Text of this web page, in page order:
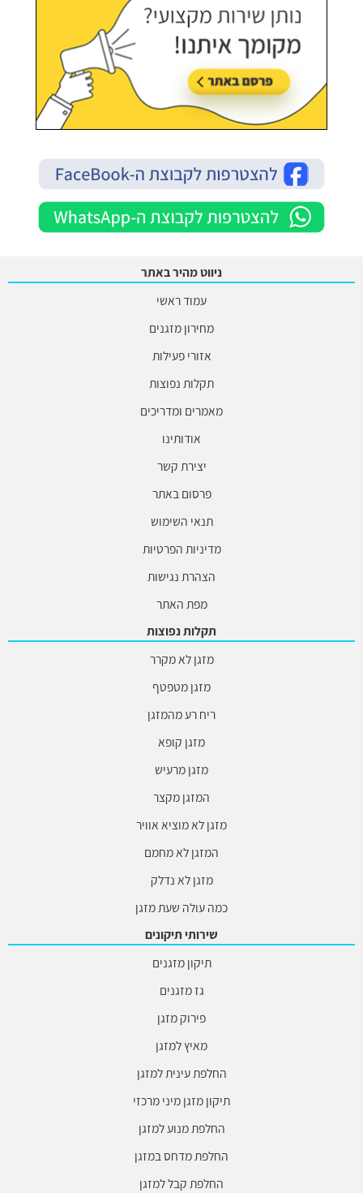
ניווט מהיר באתר
עמוד ראשי
מחירון מזגנים
אזורי פעילות
תקלות נפוצות
מאמרים ומדריכים
אודותינו
יצירת קשר
פרסום באתר
תנאי השימוש
מדיניות הפרטיות
הצהרת נגישות
מפת האתר
תקלות נפוצות
מזגן לא מקרר
מזגן מטפטף
ריח רע מהמזגן
מזגן קופא
מזגן מרעיש
המזגן מקצר
מזגן לא מוציא אוויר
המזגן לא מחמם
מזגן לא נדלק
כמה עולה שעת מזגן
שירותי תיקונים
תיקון מזגנים
גז מזגנים
פירוק מזגן
מאיץ למזגן
החלפת עינית למזגן
תיקון מזגן מיני מרכזי
החלפת מנוע למזגן
החלפת מדחס במזגן
החלפת קבל למזגן